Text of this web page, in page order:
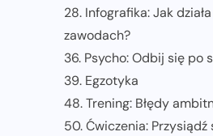
28. Infografika: Jak
zawodach?
36. Psycho: Odbij się po
39. Egzotyka
48. Trening: Błędy
50. Ćwiczenia: